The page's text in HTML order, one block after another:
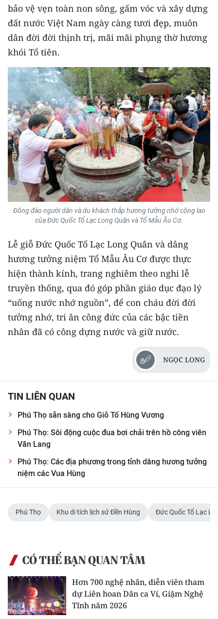
CÁC CHUYÊN TRANG
VỀ BÁO NHÂN DÂN
THỜI NAY
NHÂN DÂN CUỐI TUẦN
NHÂN DÂN HẰNG THÁNG
MUA BÁO
ĐỌC BÁO IN
ENGLISH
中文
РУССКИЙ
ESPAÑOL
한국어
bảo vệ vẹn toàn non sông, gấm vóc và xây dựng
đất nước Việt Nam ngày càng tươi đẹp, muôn
dân đời đời thịnh trị, mãi mãi phụng thờ hương
khói Tổ tiên.
Đông đảo người dân và du khách thắp hương tưởng nhớ công lao
của Đức Quốc Tổ Lạc Long Quân và Tổ Mẫu Âu Cơ.
Lễ giỗ Đức Quốc Tổ Lạc Long Quân và dâng
hương tưởng niệm Tổ Mẫu Âu Cơ được thực
hiện thành kính, trang nghiêm theo nghi lễ
truyền thống, qua đó góp phần giáo dục đạo lý
“uống nước nhớ nguồn”, để con cháu đời đời
tưởng nhớ, tri ân công đức của các bậc tiền
nhân đã có công dựng nước và giữ nước.
NGỌC LONG
TIN LIÊN QUAN
Phú Thọ sẵn sàng cho Giỗ Tổ Hùng Vương
Phú Thọ: Sôi động cuộc đua bơi chải trên hồ công viên
Văn Lang
Phú Thọ: Các địa phương trong tỉnh dâng hương tưởng
niệm các Vua Hùng
Phú Thọ Khu di tích lịch sử Đền Hùng Đức Quốc Tổ Lạc
CÓ THỂ BẠN QUAN TÂM
Hơn 700 nghệ nhân, diễn viên tham
dự Liên hoan Dân ca Ví, Giặm Nghệ
Tĩnh năm 2026